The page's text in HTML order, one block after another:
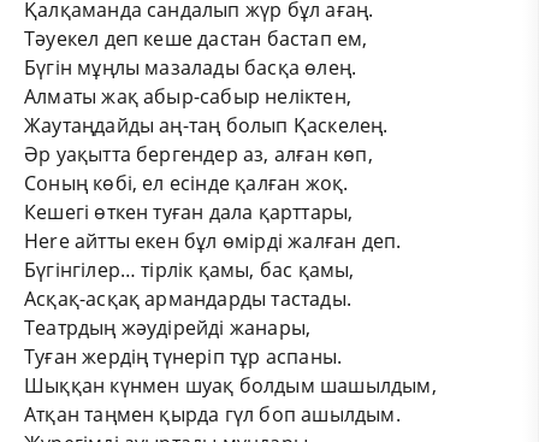
Қалқаманда сандалып жүр бұл ағаң.
Тәуекел деп кеше дастан бастап ем,
Бүгін мұңлы мазалады басқа өлең.
Алматы жақ абыр-сабыр неліктен,
Жаутаңдайды аң-таң болып Қаскелең.
Әр уақытта бергендер аз, алған көп,
Соның көбі, ел есінде қалған жоқ.
Кешегі өткен туған дала қарттары,
Here айтты екен бұл өмірді жалған деп.
Бүгінгілер… тірлік қамы, бас қамы,
Асқақ-асқақ армандарды тастады.
Театрдың жәудірейді жанары,
Туған жердің түнеріп тұр аспаны.
Шыққан күнмен шуақ болдым шашылдым,
Атқан таңмен қырда гүл боп ашылдым.